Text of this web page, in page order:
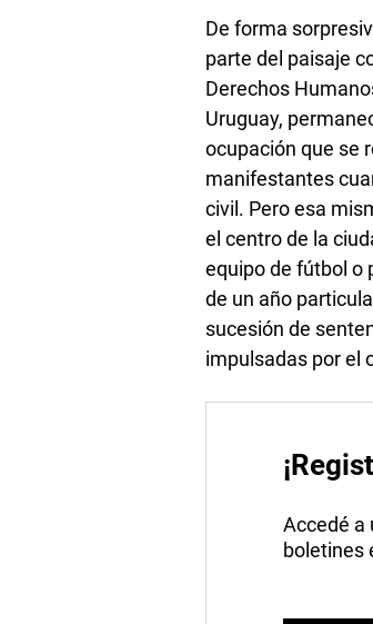
De forma
parte del paisaje
Derechos
Uruguay,
ocupación que se
manifestantes
civil. Pero esa
el centro de la
equipo de fútbol o
de un año
sucesión de
impulsadas por el
Accedé a
boletines